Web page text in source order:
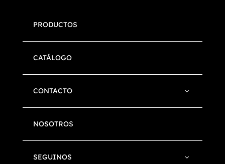
PRODUCTOS
CATÁLOGO
CONTACTO
NOSOTROS
SEGUINOS